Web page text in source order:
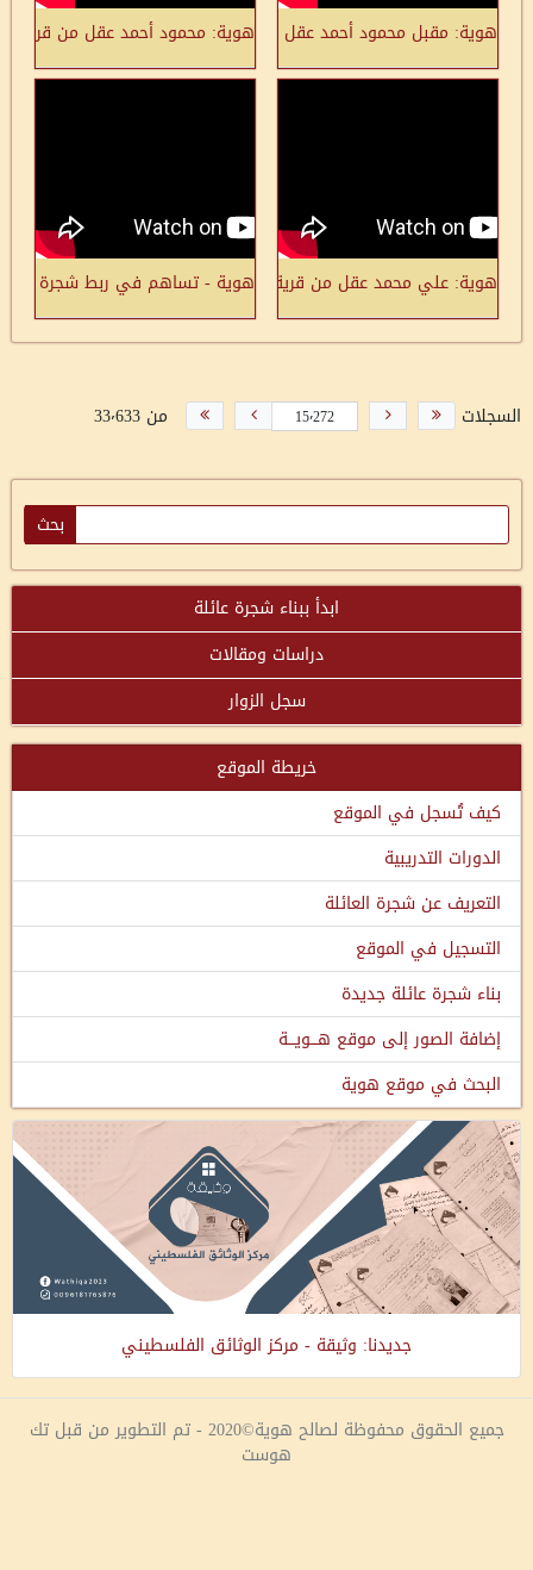
هوية: مقبل محمود أحمد عقل من قرية صفورية قضاء الناصرة مواليد 1943: لن نتردد بالعودة إلى وطننا
هوية: محمود أحمد عقل من قرية
هوية: علي محمد عقل من قرية صفورية قضاء الناصرة مواليد 1945
هوية - تساهم في ربط شجرة
السجلات من 33٬633
ابدأ ببناء شجرة عائلة
دراسات ومقالات
سجل الزوار
خريطة الموقع
كيف تُسجل في الموقع
الدورات التدريبية
التعريف عن شجرة العائلة
التسجيل في الموقع
بناء شجرة عائلة جديدة
إضافة الصور إلى موقع هـــويـــة
البحث في موقع هوية
جديدنا: وثيقة - مركز الوثائق الفلسطيني
جميع الحقوق محفوظة لصالح هوية©2020 - تم التطوير من قبل تك
هوست